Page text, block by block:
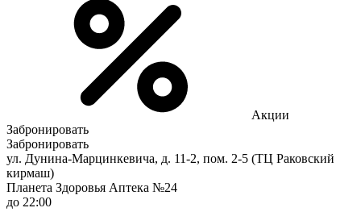
Акции
Забронировать
Забронировать
ул. Дунина-Марцинкевича, д. 11-2, пом. 2-5 (ТЦ Раковский
кирмаш)
Планета Здоровья Аптека №24
до 22:00